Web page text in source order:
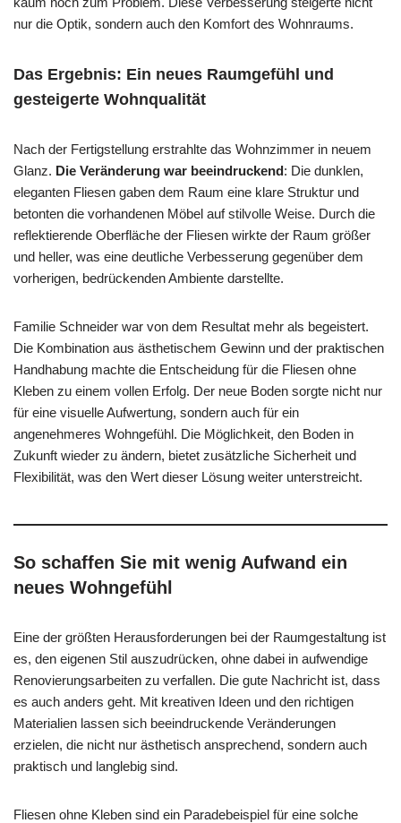
nur die Optik, sondern auch den Komfort des Wohnraums.
Das Ergebnis: Ein neues Raumgefühl und
gesteigerte Wohnqualität
Nach der Fertigstellung erstrahlte das Wohnzimmer in neuem
Glanz. Die Veränderung war beeindruckend: Die dunklen,
eleganten Fliesen gaben dem Raum eine klare Struktur und
betonten die vorhandenen Möbel auf stilvolle Weise. Durch die
reflektierende Oberfläche der Fliesen wirkte der Raum größer
und heller, was eine deutliche Verbesserung gegenüber dem
vorherigen, bedrückenden Ambiente darstellte.
Familie Schneider war von dem Resultat mehr als begeistert.
Die Kombination aus ästhetischem Gewinn und der praktischen
Handhabung machte die Entscheidung für die Fliesen ohne
Kleben zu einem vollen Erfolg. Der neue Boden sorgte nicht nur
für eine visuelle Aufwertung, sondern auch für ein
angenehmeres Wohngefühl. Die Möglichkeit, den Boden in
Zukunft wieder zu ändern, bietet zusätzliche Sicherheit und
Flexibilität, was den Wert dieser Lösung weiter unterstreicht.
So schaffen Sie mit wenig Aufwand ein
neues Wohngefühl
Eine der größten Herausforderungen bei der Raumgestaltung ist
es, den eigenen Stil auszudrücken, ohne dabei in aufwendige
Renovierungsarbeiten zu verfallen. Die gute Nachricht ist, dass
es auch anders geht. Mit kreativen Ideen und den richtigen
Materialien lassen sich beeindruckende Veränderungen
erzielen, die nicht nur ästhetisch ansprechend, sondern auch
praktisch und langlebig sind.
Fliesen ohne Kleben sind ein Paradebeispiel für eine solche